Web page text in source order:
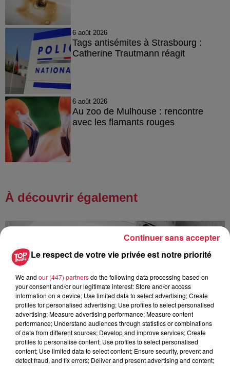
6 août 2026
Tags antisémites à Strasbourg :
Catherine Trautmann réagit
6 août 2026
Au zoo de Mulhouse : rencontre
avec les flamants rouges
À découvrir également
Le respect de votre vie privée est notre priorité
We and our (447) partnersdo the following data processing based on
your consent and/or our legitimate interest: Store and/or access
information on a device; Use limited data to select advertising; Create
profiles for personalised advertising; Use profiles to select personalised
advertising; Measure advertising performance; Measure content
performance; Understand audiences through statistics or combinations
of data from different sources; Develop and improve services; Create
profiles to personalise content; Use profiles to select personalised
content; Use limited data to select content; Ensure security, prevent and
detect fraud, and fix errors; Deliver and present advertising and content;
Continuer sans accepter